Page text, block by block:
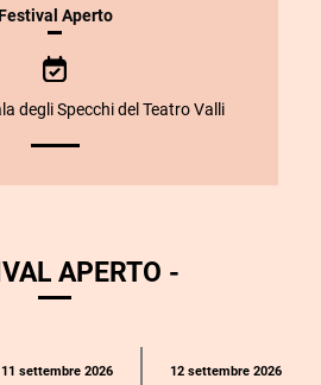
Aperto
degli Specchi del Teatro Valli
APERTO -
11 settembre 2026 12 settembre 2026